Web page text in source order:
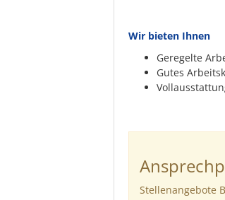
Wir bieten Ihnen
Geregelte
Gutes
Stellenangebote